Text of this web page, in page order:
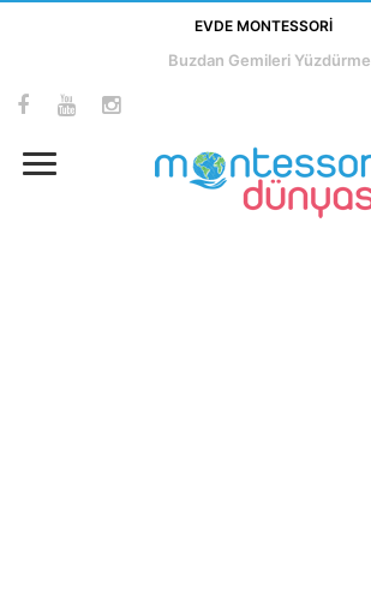
EVDE MONTESSORI
Buzdan Gemileri Yüzdürme